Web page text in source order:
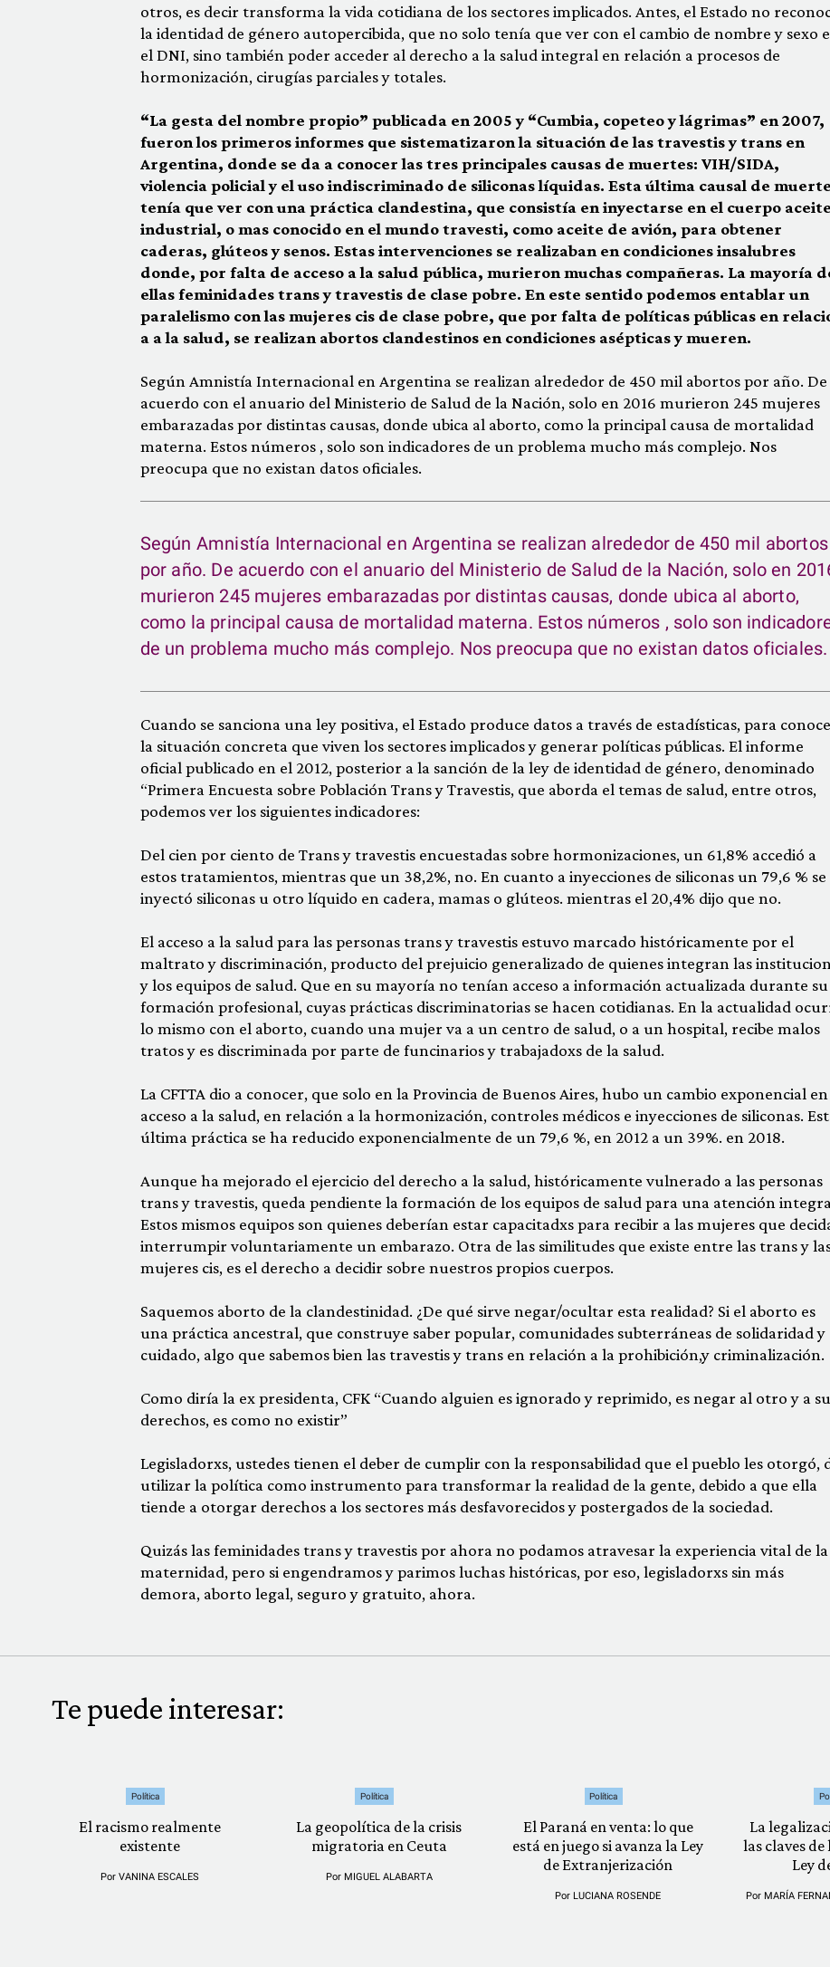
otros, es decir transforma la vida cotidiana de los sectores implicados. Antes, el Estado no
la identidad de género autopercibida, que no solo tenía que ver con el cambio de nombre y sexo
el DNI, sino también poder acceder al derecho a la salud integral en relación a procesos de
hormonización, cirugías parciales y totales.
“La gesta del nombre propio” publicada en 2005 y “Cumbia, copeteo y lágrimas” en 2007,
fueron los primeros informes que sistematizaron la situación de las travestis y trans en
Argentina, donde se da a conocer las tres principales causas de muertes: VIH/SIDA,
violencia policial y el uso indiscriminado de siliconas líquidas. Esta última causal de
tenía que ver con una práctica clandestina, que consistía en inyectarse en el cuerpo aceite
industrial, o mas conocido en el mundo travesti, como aceite de avión, para obtener
caderas, glúteos y senos. Estas intervenciones se realizaban en condiciones insalubres
donde, por falta de acceso a la salud pública, murieron muchas compañeras. La mayoría
ellas feminidades trans y travestis de clase pobre. En este sentido podemos entablar un
paralelismo con las mujeres cis de clase pobre, que por falta de políticas públicas en
a a la salud, se realizan abortos clandestinos en condiciones asépticas y mueren.
Según Amnistía Internacional en Argentina se realizan alrededor de 450 mil abortos por año. De
acuerdo con el anuario del Ministerio de Salud de la Nación, solo en 2016 murieron 245 mujeres
embarazadas por distintas causas, donde ubica al aborto, como la principal causa de mortalidad
materna. Estos números , solo son indicadores de un problema mucho más complejo. Nos
preocupa que no existan datos oficiales.
Según Amnistía Internacional en Argentina se realizan alrededor de 450 mil abortos
por año. De acuerdo con el anuario del Ministerio de Salud de la Nación, solo en
murieron 245 mujeres embarazadas por distintas causas, donde ubica al aborto,
como la principal causa de mortalidad materna. Estos números , solo son
de un problema mucho más complejo. Nos preocupa que no existan datos oficiales.
Cuando se sanciona una ley positiva, el Estado produce datos a través de estadísticas, para
la situación concreta que viven los sectores implicados y generar políticas públicas. El informe
oficial publicado en el 2012, posterior a la sanción de la ley de identidad de género, denominado
“Primera Encuesta sobre Población Trans y Travestis, que aborda el temas de salud, entre otros,
podemos ver los siguientes indicadores:
Del cien por ciento de Trans y travestis encuestadas sobre hormonizaciones, un 61,8% accedió a
estos tratamientos, mientras que un 38,2%, no. En cuanto a inyecciones de siliconas un 79,6 % se
inyectó siliconas u otro líquido en cadera, mamas o glúteos. mientras el 20,4% dijo que no.
El acceso a la salud para las personas trans y travestis estuvo marcado históricamente por el
maltrato y discriminación, producto del prejuicio generalizado de quienes integran las
y los equipos de salud. Que en su mayoría no tenían acceso a información actualizada durante su
formación profesional, cuyas prácticas discriminatorias se hacen cotidianas. En la actualidad
lo mismo con el aborto, cuando una mujer va a un centro de salud, o a un hospital, recibe malos
tratos y es discriminada por parte de funcinarios y trabajadoxs de la salud.
La CFTTA dio a conocer, que solo en la Provincia de Buenos Aires, hubo un cambio exponencial
acceso a la salud, en relación a la hormonización, controles médicos e inyecciones de siliconas.
última práctica se ha reducido exponencialmente de un 79,6 %, en 2012 a un 39%. en 2018.
Aunque ha mejorado el ejercicio del derecho a la salud, históricamente vulnerado a las personas
trans y travestis, queda pendiente la formación de los equipos de salud para una atención
Estos mismos equipos son quienes deberían estar capacitadxs para recibir a las mujeres que
interrumpir voluntariamente un embarazo. Otra de las similitudes que existe entre las trans y
mujeres cis, es el derecho a decidir sobre nuestros propios cuerpos.
Saquemos aborto de la clandestinidad. ¿De qué sirve negar/ocultar esta realidad? Si el aborto es
una práctica ancestral, que construye saber popular, comunidades subterráneas de solidaridad y
cuidado, algo que sabemos bien las travestis y trans en relación a la prohibición,y criminalización.
Como diría la ex presidenta, CFK “Cuando alguien es ignorado y reprimido, es negar al otro y a
derechos, es como no existir”
Legisladorxs, ustedes tienen el deber de cumplir con la responsabilidad que el pueblo les otorgó,
utilizar la política como instrumento para transformar la realidad de la gente, debido a que ella
tiende a otorgar derechos a los sectores más desfavorecidos y postergados de la sociedad.
Quizás las feminidades trans y travestis por ahora no podamos atravesar la experiencia vital de la
maternidad, pero si engendramos y parimos luchas históricas, por eso, legisladorxs sin más
demora, aborto legal, seguro y gratuito, ahora.
Te puede interesar:
Política
El racismo realmente
existente
PorVANINA ESCALES
Política
La geopolítica de la crisis
migratoria en Ceuta
Por MIGUEL ALABARTA
Política
El Paraná en venta: lo que
está en juego si avanza la Ley
de Extranjerización
Por LUCIANA ROSENDE
La
las claves
Ley
Por MARÍA